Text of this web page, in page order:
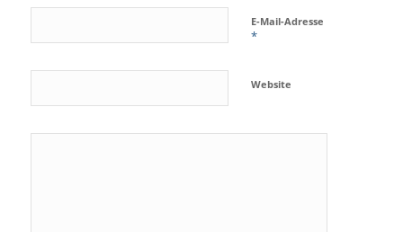
E-Mail-Adresse
*
Website